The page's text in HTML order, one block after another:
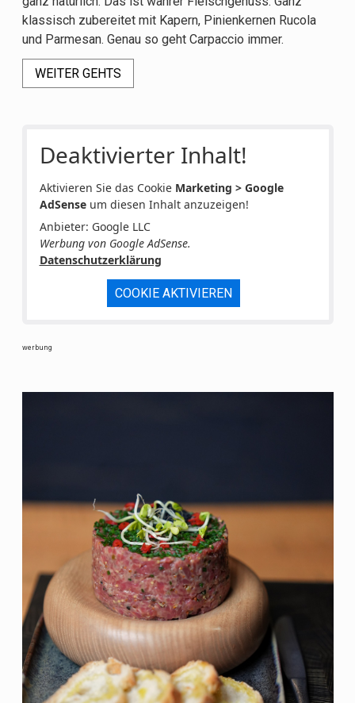
klassisch zubereitet mit Kapern, Pinienkernen Rucola
und Parmesan. Genau so geht Carpaccio immer.
WEITER GEHTS
Deaktivierter Inhalt!
Aktivieren Sie das Cookie Marketing > Google
AdSenseum diesen Inhalt anzuzeigen!
Anbieter: Google LLC
Werbung von Google AdSense.
Datenschutzerklärung
COOKIE AKTIVIEREN
werbung